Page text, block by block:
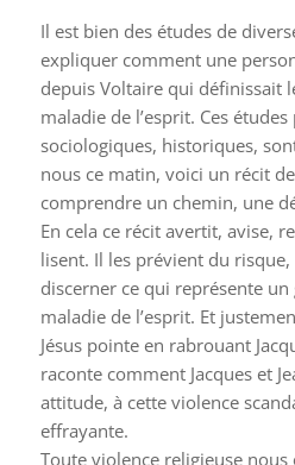
Il est bien des études de
expliquer comment une
depuis Voltaire qui définissait
maladie de l’esprit. Ces
sociologiques, historiques,
nous ce matin, voici un récit
comprendre un chemin, une
En cela ce récit avertit, avise,
lisent. Il les prévient du
discerner ce qui représente
maladie de l’esprit. Et
Jésus pointe en rabrouant
raconte comment Jacques et
attitude, à cette violence
effrayante.
Toute violence religieuse nous